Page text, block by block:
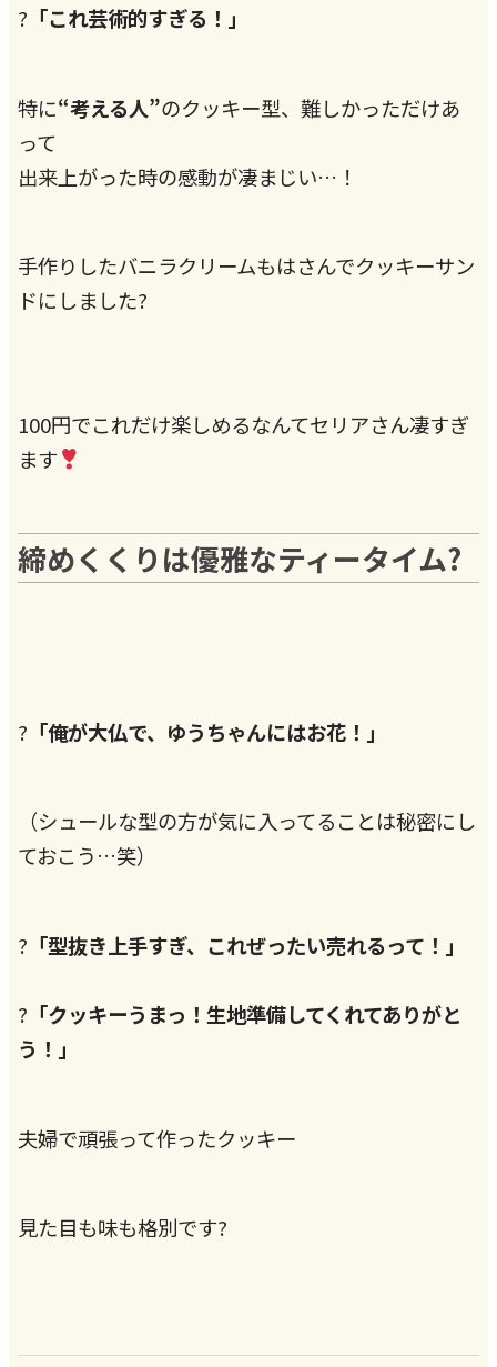
? 「これ芸術的すぎる！」
特に“考える人”のクッキー型、難しかっただけあ
って
出来上がった時の感動が凄まじい…！
手作りしたバニラクリームもはさんでクッキーサン
ドにしました?
100円でこれだけ楽しめるなんてセリアさん凄すぎ
ます
締めくくりは優雅なティータイム?
? 「俺が大仏で、ゆうちゃんにはお花！」
（シュールな型の方が気に入ってることは秘密にし
ておこう…笑）
? 「型抜き上手すぎ、これぜったい売れるって！」
? 「クッキーうまっ！生地準備してくれてありがと
う！」
夫婦で頑張って作ったクッキー
見た目も味も格別です?